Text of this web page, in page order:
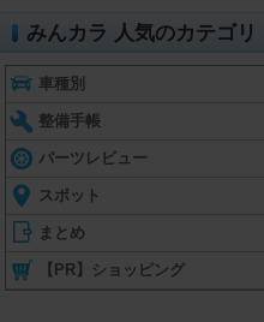
みんカラ 人気のカテゴリ
車種別
整備手帳
パーツレビュー
スポット
まとめ
【PR】ショッピング